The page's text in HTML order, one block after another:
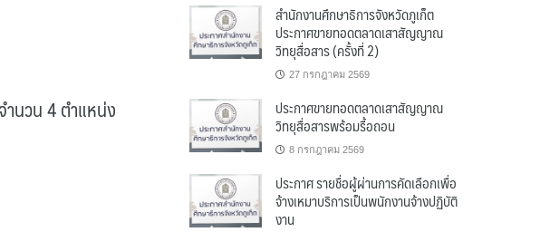
นวน 4 ตำแหน่ง
สำนักงานศึกษาธิการจังหวัดภูเก็ต
ประกาศขายทอดตลาดเสาสัญญาณ
วิทยุสื่อสาร (ครั้งที่ 2)
27 กรกฎาคม 2569
ประกาศขายทอดตลาดเสาสัญญาณ
วิทยุสื่อสารพร้อมรื้อถอน
8 กรกฎาคม 2569
ประกาศ รายชื่อผู้ผ่านการคัดเลือกเพื่อ
จ้างเหมาบริการเป็นพนักงานจ้างปฏิบัติ
งาน